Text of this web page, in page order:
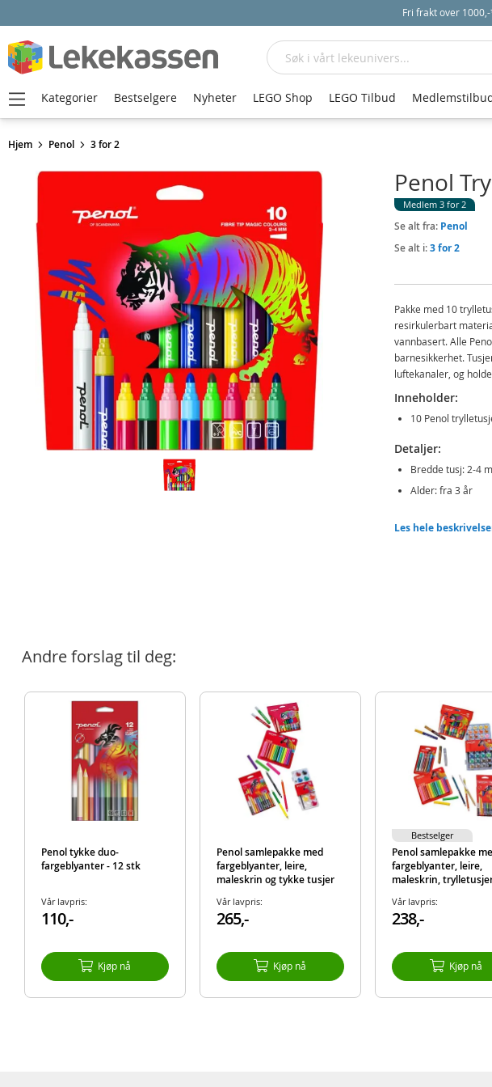
Fri frakt over
Hjem Penol 3 for 2
Penol
Medlem 3 for 2
Se alt fra: Penol
Se alt i:3 for 2
Pakke med 10
resirkulerbart
vannbasert. Alle
barnesikkerhet.
luftekanaler, og
Inneholder:
10 Penol
Detaljer:
Bredde tusj: 2-4
Alder: fra 3 år
Produktdetaljer
Modell
Les hele
Andre forslag til deg:
Penol tykke duo-
fargeblyanter - 12 stk
Vår lavpris:
110,-
Kjøp nå
Penol samlepakke med
fargeblyanter, leire,
maleskrin og tykke tusjer
Vår lavpris:
265,-
Kjøp nå
Penol samlepakke
fargeblyanter, leire,
maleskrin,
Vår lavpris:
238,-
Kjøp nå
Bestselger
Søk
Kategorier Bestselgere Nyheter LEGO Shop LEGO Tilbud